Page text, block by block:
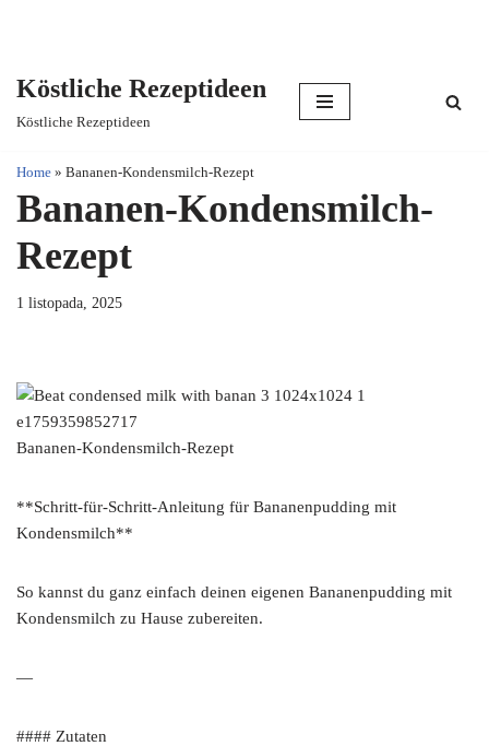
content
Köstliche Rezeptideen
Köstliche Rezeptideen
Home » Bananen-Kondensmilch-Rezept
Bananen-Kondensmilch-
Rezept
1 listopada, 2025
Bananen-Kondensmilch-Rezept
**Schritt-für-Schritt-Anleitung für Bananenpudding mit
Kondensmilch**
So kannst du ganz einfach deinen eigenen Bananenpudding mit
Kondensmilch zu Hause zubereiten.
—
#### Zutaten